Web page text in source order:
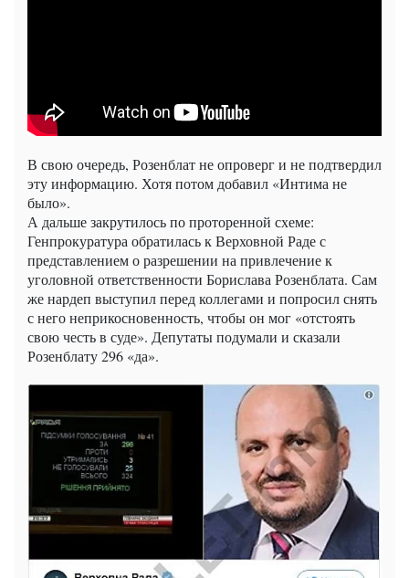
В свою очередь, Розенблат не опроверг и не подтвердил
эту информацию. Хотя потом добавил «Интима не
было».
А дальше закрутилось по проторенной схеме:
Генпрокуратура обратилась к Верховной Раде с
представлением о разрешении на привлечение к
уголовной ответственности Борислава Розенблата. Сам
же нардеп выступил перед коллегами и попросил снять
с него неприкосновенность, чтобы он мог «отстоять
свою честь в суде». Депутаты подумали и сказали
Розенблату 296 «да».